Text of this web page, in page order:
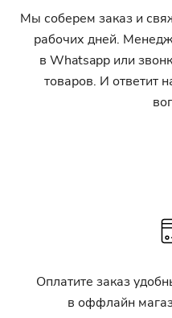
Мы соберем заказ и
рабочих дней.
в Whatsapp или
товаров. И ответит
Оплатите заказ
в оффлайн